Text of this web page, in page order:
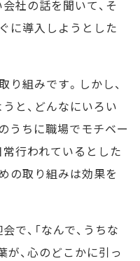
社の話を聞いて、そ
に導入しようとした
組みです。しかし、
と、どんなにいろい
うちに職場でモチベー
行われているとした
の取り組みは効果を
、「なんで、うちな
が、心のどこかに引っ